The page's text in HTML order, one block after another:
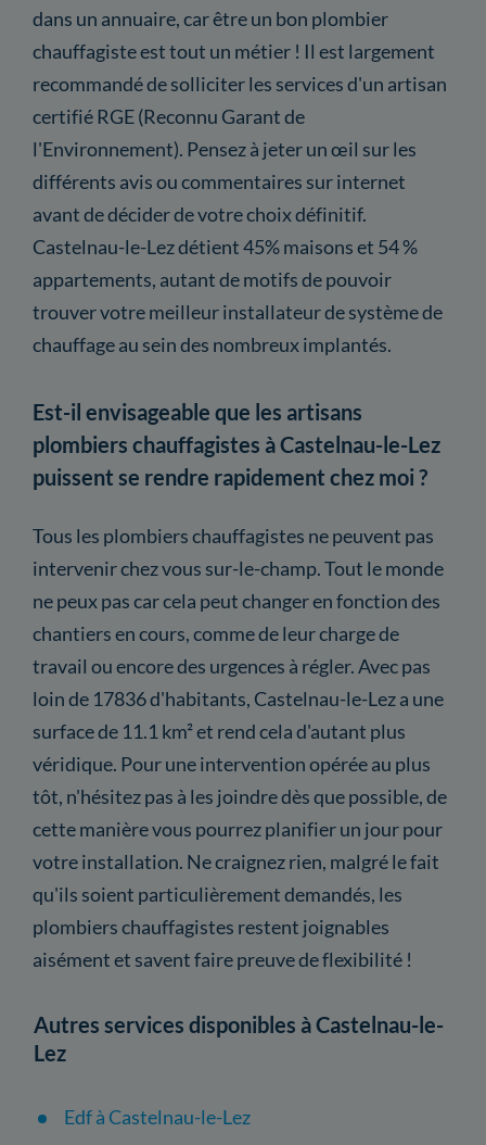
dans un annuaire, car être un bon plombier
chauffagiste est tout un métier ! Il est largement
recommandé de solliciter les services d'un artisan
certifié RGE (Reconnu Garant de
l'Environnement). Pensez à jeter un œil sur les
différents avis ou commentaires sur internet
avant de décider de votre choix définitif.
Castelnau-le-Lez détient 45% maisons et 54 %
appartements, autant de motifs de pouvoir
trouver votre meilleur installateur de système de
chauffage au sein des nombreux implantés.
Est-il envisageable que les artisans
plombiers chauffagistes à Castelnau-le-Lez
puissent se rendre rapidement chez moi ?
Tous les plombiers chauffagistes ne peuvent pas
intervenir chez vous sur-le-champ. Tout le monde
ne peux pas car cela peut changer en fonction des
chantiers en cours, comme de leur charge de
travail ou encore des urgences à régler. Avec pas
loin de 17836 d'habitants, Castelnau-le-Lez a une
surface de 11.1 km² et rend cela d'autant plus
véridique. Pour une intervention opérée au plus
tôt, n'hésitez pas à les joindre dès que possible, de
cette manière vous pourrez planifier un jour pour
votre installation. Ne craignez rien, malgré le fait
qu'ils soient particulièrement demandés, les
plombiers chauffagistes restent joignables
aisément et savent faire preuve de flexibilité !
Autres services disponibles à Castelnau-le-
Lez
Edf à Castelnau-le-Lez